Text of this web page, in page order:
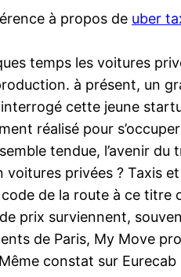
à propos de uber
temps les voitures
à présent, un
cette jeune
réalisé pour
semble tendue, l’avenir
voitures privées ? Taxis
de la route à ce titre
prix surviennent,
de Paris, My Move
constat sur